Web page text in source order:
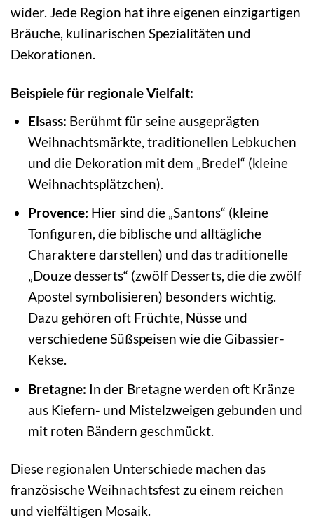
wider. Jede Region hat ihre eigenen einzigartigen
Bräuche, kulinarischen Spezialitäten und
Dekorationen.
Beispiele für regionale Vielfalt:
Elsass: Berühmt für seine ausgeprägten
Weihnachtsmärkte, traditionellen Lebkuchen
und die Dekoration mit dem „Bredel“ (kleine
Weihnachtsplätzchen).
Provence: Hier sind die „Santons“ (kleine
Tonfiguren, die biblische und alltägliche
Charaktere darstellen) und das traditionelle
„Douze desserts“ (zwölf Desserts, die die zwölf
Apostel symbolisieren) besonders wichtig.
Dazu gehören oft Früchte, Nüsse und
verschiedene Süßspeisen wie die Gibassier-
Kekse.
Bretagne: In der Bretagne werden oft Kränze
aus Kiefern- und Mistelzweigen gebunden und
mit roten Bändern geschmückt.
Diese regionalen Unterschiede machen das
französische Weihnachtsfest zu einem reichen
und vielfältigen Mosaik.